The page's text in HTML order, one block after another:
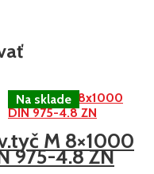
M 8×1000
975-4.8 ZN